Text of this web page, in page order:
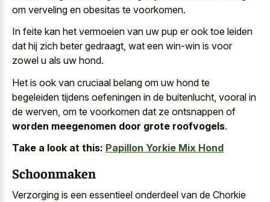
om verveling en obesitas te voorkomen.
In feite kan het vermoeien van uw pup er ook toe leiden
dat hij zich beter gedraagt, wat een win-win is voor
zowel u als uw hond.
Het is ook van cruciaal belang om uw hond te
begeleiden tijdens oefeningen in de buitenlucht, vooral in
de werven, om te voorkomen dat ze ontsnappen of
worden meegenomen door grote roofvogels.
Take a look at this: Papillon Yorkie Mix Hond
Schoonmaken
Verzorging is een essentieel onderdeel van de Chorkie